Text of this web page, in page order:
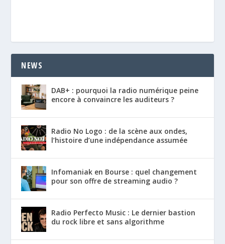
NEWS
DAB+ : pourquoi la radio numérique peine
encore à convaincre les auditeurs ?
Radio No Logo : de la scène aux ondes,
l’histoire d’une indépendance assumée
Infomaniak en Bourse : quel changement
pour son offre de streaming audio ?
Radio Perfecto Music : Le dernier bastion
du rock libre et sans algorithme